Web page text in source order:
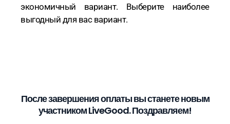
экономичный вариант. Выберите наиболее
выгодный для вас вариант.
После завершения оплаты вы станете новым
участником LiveGood. Поздравляем!